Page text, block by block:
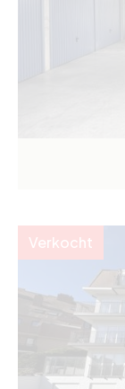
Verkocht